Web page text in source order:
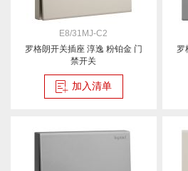
E8/31MJ-C2
罗格朗开关插座 淳逸 粉铂金 门
禁开关
加入清单
罗